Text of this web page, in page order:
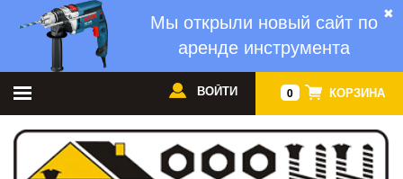
✖
Мы открыли новый сайт по
аренде инструмента
0 КОРЗИНА
ВОЙТИ